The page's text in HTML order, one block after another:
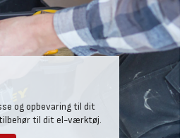
og opbevaring til dit
til dit el-værktøj.